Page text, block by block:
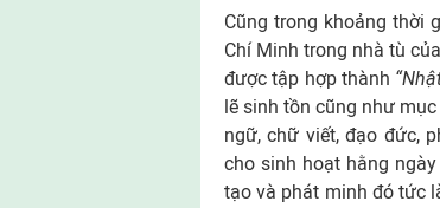
Cũng trong khoảng thời
Chí Minh trong nhà tù
được tập hợp thành
lẽ sinh tồn cũng như
ngữ, chữ viết, đạo đức,
cho sinh hoạt hằng
tạo và phát minh đó tức